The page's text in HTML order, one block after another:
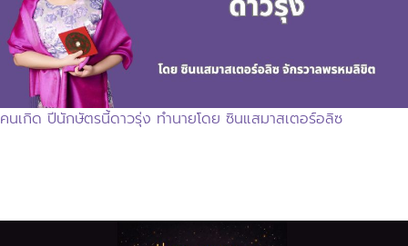
คนเกิด ปีนักษัตรนี้ดาวรุ่ง ทำนายโดย ซินแสมาสเตอร์อลิซ